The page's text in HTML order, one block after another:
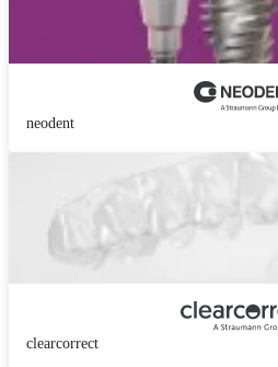
neodent
clearcorrect